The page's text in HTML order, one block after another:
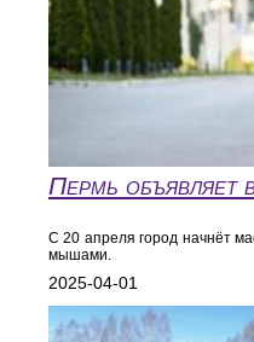
Пермь объявляет
С 20 апреля город начнёт
мышами.
2025-04-01